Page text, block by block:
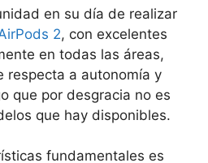
en su día de realizar
2, con excelentes
en todas las áreas,
respecta a autonomía y
que por desgracia no es
que hay disponibles.
fundamentales es